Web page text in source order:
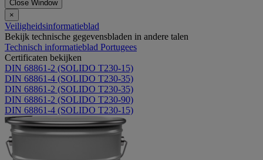
Close Window
×
Veiligheidsinformatieblad
Bekijk technische gegevensbladen in andere talen
Technisch informatieblad Portugees
Certificaten bekijken
DIN 68861-2 (SOLIDO T230-15)
DIN 68861-4 (SOLIDO T230-35)
DIN 68861-2 (SOLIDO T230-35)
DIN 68861-2 (SOLIDO T230-90)
DIN 68861-4 (SOLIDO T230-15)